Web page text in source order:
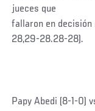
jueces que
fallaron en
28,29-28.28-28).
Papy Abedi (8-1-0)